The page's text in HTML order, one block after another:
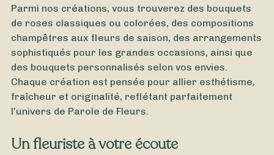
Parmi nos créations, vous trouverez des bouquets
de roses classiques ou colorées, des compositions
champêtres aux fleurs de saison, des arrangements
sophistiqués pour les grandes occasions, ainsi que
des bouquets personnalisés selon vos envies.
Chaque création est pensée pour allier esthétisme,
fraîcheur et originalité, reflétant parfaitement
l’univers de Parole de Fleurs.
Un fleuriste à votre écoute